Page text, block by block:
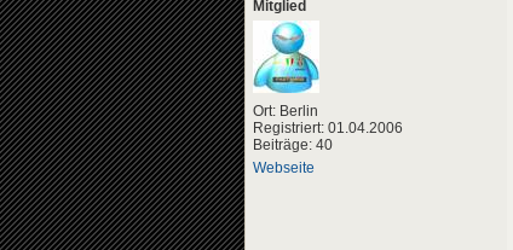
Mitglied
Ort: Berlin
Registriert: 01.04.2006
Beiträge: 40
Webseite